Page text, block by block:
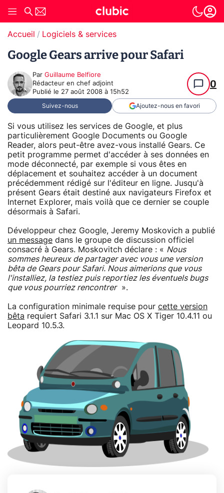
Accueil Logiciels & services
Google Gears arrive pour Safari
Par Guillaume Belfiore
Rédacteur en chef adjoint
Publié le 27 août 2008 à 15h52
0
Suivez-nous Ajoutez-nous en favori
Si vous utilisez les services de Google, et plus
particulièrement Google Documents ou Google
Reader, alors peut-être avez-vous installé Gears. Ce
petit programme permet d'accéder à ses données en
mode déconnecté, par exemple si vous êtes en
déplacement et souhaitez accéder à un document
précédemment rédigé sur l'éditeur en ligne. Jusqu'à
présent Gears était destiné aux navigateurs Firefox et
Internet Explorer, mais voilà que ce dernier se couple
désormais à Safari.
Développeur chez Google, Jeremy Moskovich a publié
un message dans le groupe de discussion officiel
consacré à Gears. Moskovitch déclare : « Nous
sommes heureux de partager avec vous une version
bêta de Gears pour Safari. Nous aimerions que vous
l'installiez, la testiez puis reportiez les éventuels bugs
que vous pourriez rencontrer».
La configuration minimale requise pour cette version
bêta requiert Safari 3.1.1 sur Mac OS X Tiger 10.4.11 ou
Leopard 10.5.3.